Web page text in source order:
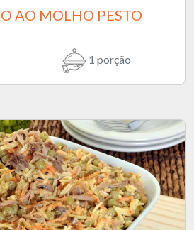
AO MOLHO PESTO
1 porção